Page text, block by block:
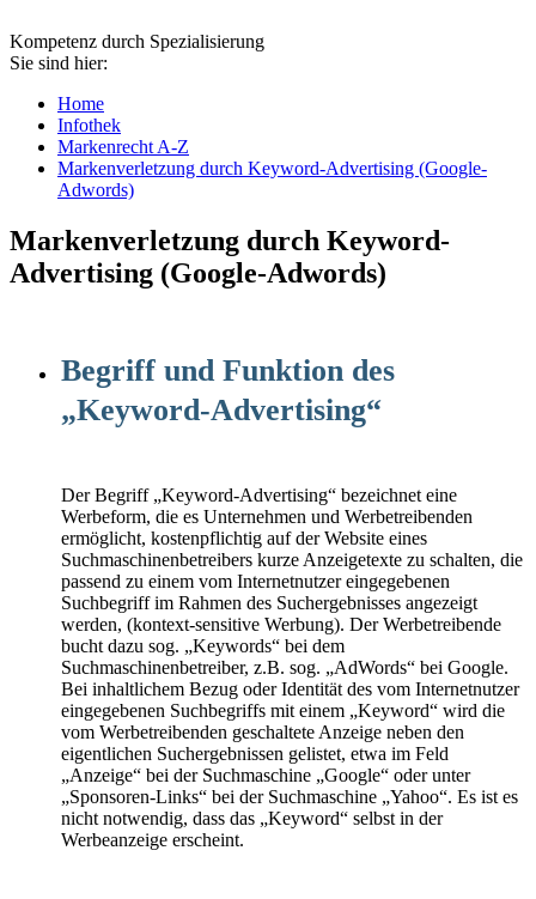
Kompetenz durch Spezialisierung
Sie sind hier:
Home
Infothek
Markenrecht A-Z
Markenverletzung durch Keyword-Advertising (Google-
Adwords)
Markenverletzung durch Keyword-
Advertising (Google-Adwords)
Begriff und Funktion des
„Keyword-Advertising“
Der Begriff „Keyword-Advertising“ bezeichnet eine
Werbeform, die es Unternehmen und Werbetreibenden
ermöglicht, kostenpflichtig auf der Website eines
Suchmaschinenbetreibers kurze Anzeigetexte zu schalten, die
passend zu einem vom Internetnutzer eingegebenen
Suchbegriff im Rahmen des Suchergebnisses angezeigt
werden, (kontext-sensitive Werbung). Der Werbetreibende
bucht dazu sog. „Keywords“ bei dem
Suchmaschinenbetreiber, z.B. sog. „AdWords“ bei Google.
Bei inhaltlichem Bezug oder Identität des vom Internetnutzer
eingegebenen Suchbegriffs mit einem „Keyword“ wird die
vom Werbetreibenden geschaltete Anzeige neben den
eigentlichen Suchergebnissen gelistet, etwa im Feld
„Anzeige“ bei der Suchmaschine „Google“ oder unter
„Sponsoren-Links“ bei der Suchmaschine „Yahoo“. Es ist es
nicht notwendig, dass das „Keyword“ selbst in der
Werbeanzeige erscheint.